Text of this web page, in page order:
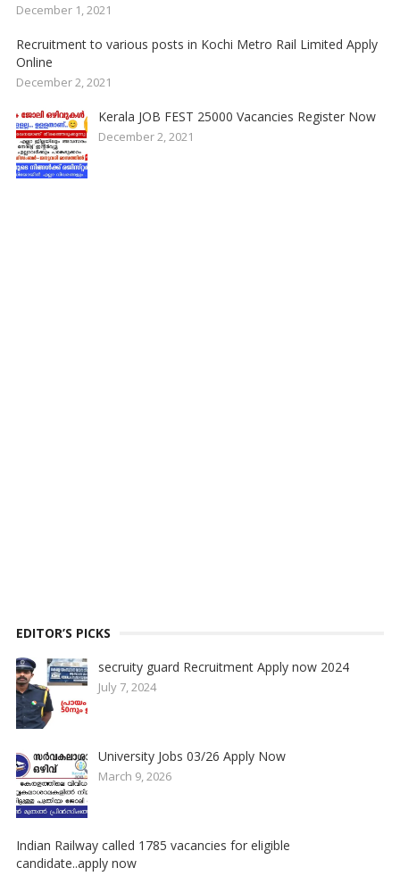
December 1, 2021
Recruitment to various posts in Kochi Metro Rail Limited Apply
Online
December 2, 2021
Kerala JOB FEST 25000 Vacancies Register Now
December 2, 2021
EDITOR’S PICKS
secruity guard Recruitment Apply now 2024
July 7, 2024
University Jobs 03/26 Apply Now
March 9, 2026
Indian Railway called 1785 vacancies for eligible
candidate..apply now